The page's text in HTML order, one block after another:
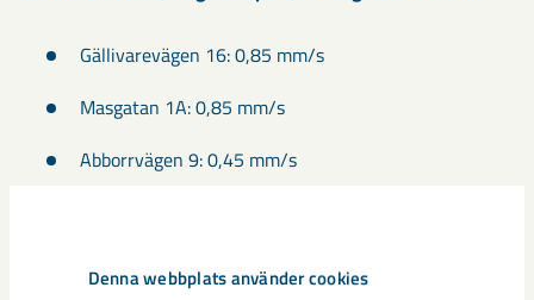
Denna webbplats använder cookies
Gällivarevägen 16: 0,85 mm/s
Masgatan 1A: 0,85 mm/s
Abborrvägen 9: 0,45 mm/s
Amorstigen 14: 0,4 mm/s